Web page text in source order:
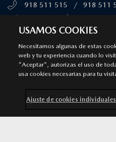
918 511 515
/
918 511
SEGOVIA
Punto de venta y Servicio
C/ Navacerrada (Pol. Ind. El
921 413 037
921 413
USAMOS COOKIES
Necesitamos algunas de estas
web y tu experiencia cuando lo
"Aceptar", autorizas el uso de
usa cookies necesarias para tu
Ajuste de cookies individuales